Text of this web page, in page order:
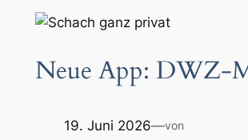
Neue App: DWZ-
19. Juni 2026—von